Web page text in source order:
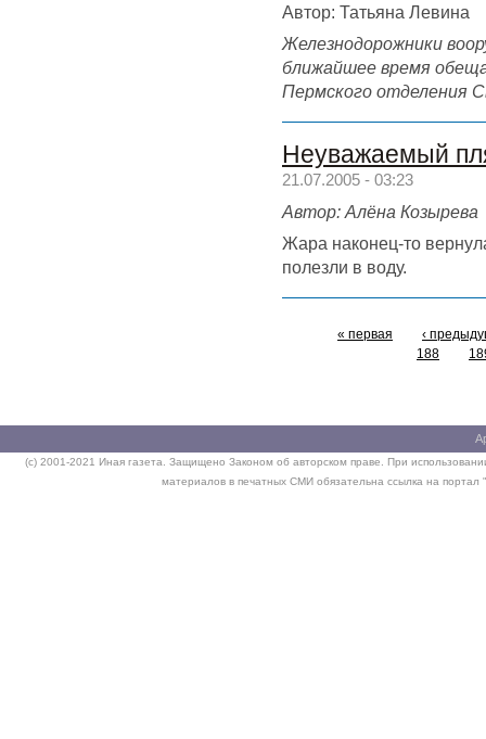
Автор: Татьяна Левина
Железнодорожники
ближайшее время
Пермского отделения
Неуважаемый
21.07.2005 - 03:23
Автор: Алёна Козырева
Жара наконец-то
полезли в воду.
« первая
‹
188
(c) 2001-2021 Иная газета. Защищено Законом об авторском праве. При
материалов в печатных СМИ обязательна ссылка на